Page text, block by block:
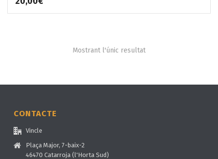
Mostrant l'únic resultat
CONTACTE
Vincle
Plaça Major, 7-baix-2
46470 Catarroja (l'Horta Sud)